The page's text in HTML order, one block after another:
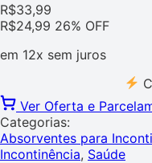
R$33,99
R$24,99 26% OFF
em 12x sem juros
Ver Oferta e
Categorias:
Absorventes para
Incontinência, Saúde